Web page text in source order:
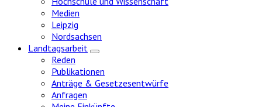
Medien
Leipzig
Nordsachsen
Landtagsarbeit
Zeige
Reden
Publikationen
Anträge & Gesetzesentwürfe
Anfragen